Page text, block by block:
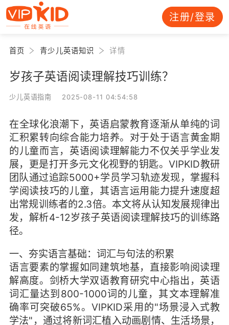
注册/登录
首页 青少儿英语知识 详情
岁孩子英语阅读理解技巧训练？
少儿英语指南 2025-08-11 04:54:58
在全球化浪潮下，英语启蒙教育逐渐从单纯的词
汇积累转向综合能力培养。对于处于语言黄金期
的儿童而言，英语阅读理解能力不仅关乎学业发
展，更是打开多元文化视野的钥匙。VIPKID教研
团队通过追踪5000+学员学习轨迹发现，掌握科
学阅读技巧的儿童，其语言运用能力提升速度超
出常规训练者的2.3倍。本文将从认知发展规律出
发，解析4-12岁孩子英语阅读理解技巧的训练路
径。
一、夯实语言基础：词汇与句法的积累
语言要素的掌握如同建筑地基，直接影响阅读理
解高度。剑桥大学双语教育研究中心指出，英语
词汇量达到800-1000词的儿童，其文本理解准
确率可突破65%。VIPKID采用的"场景浸入式教
学法"，通过将新词汇植入动画剧情、生活场景，